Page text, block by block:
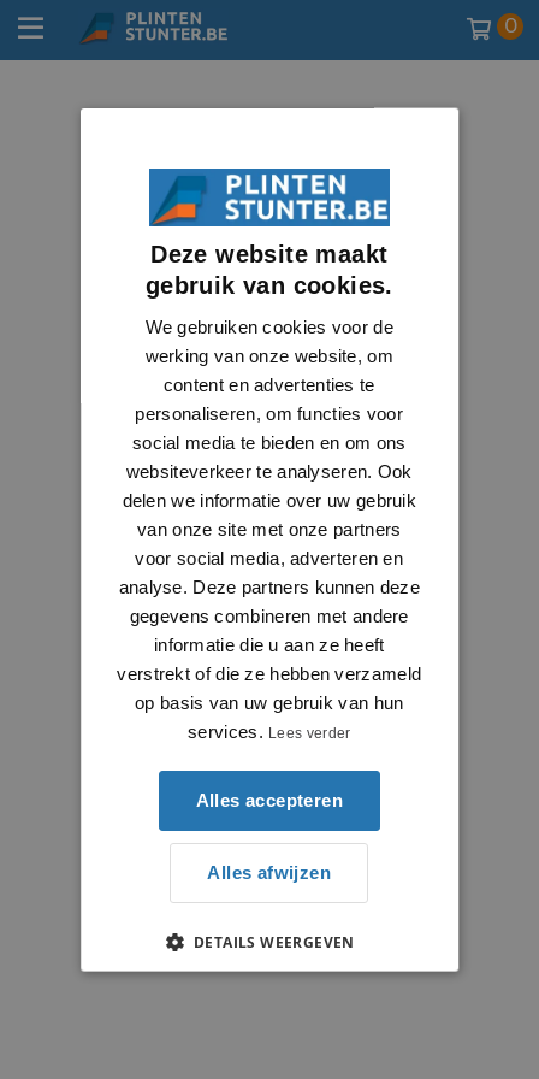
0
Deze website maakt
gebruik van cookies.
We gebruiken cookies voor de
werking van onze website, om
content en advertenties te
personaliseren, om functies voor
social media te bieden en om ons
websiteverkeer te analyseren. Ook
delen we informatie over uw gebruik
van onze site met onze partners
voor social media, adverteren en
analyse. Deze partners kunnen deze
gegevens combineren met andere
informatie die u aan ze heeft
verstrekt of die ze hebben verzameld
op basis van uw gebruik van hun
services.
Lees verder
Alles accepteren
Alles afwijzen
DETAILS WEERGEVEN